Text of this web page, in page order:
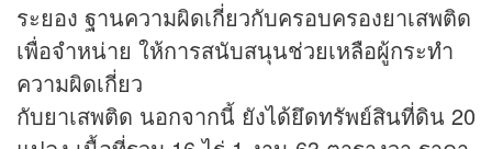
ระยอง ฐานความผิดเกี่ยวกับครอบครองยาเสพติด
เพื่อจำหน่าย ให้การสนับสนุนช่วยเหลือผู้กระทำ
ความผิดเกี่ยว
กับยาเสพติด นอกจากนี้ ยังได้ยึดทรัพย์สินที่ดิน 20